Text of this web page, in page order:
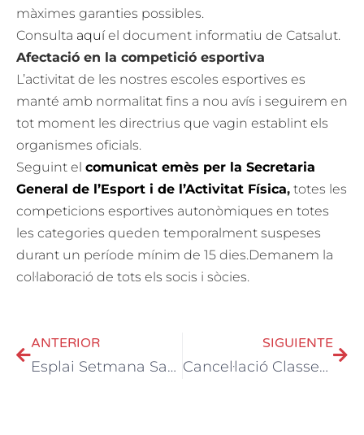
màximes garanties possibles.
Consulta aquíel document informatiu de Catsalut.
Afectació en la competició esportiva
L’activitat de les nostres escoles esportives es
manté amb normalitat fins a nou avís i seguirem en
tot moment les directrius que vagin establint els
organismes oficials.
Seguint el comunicat emès per la Secretaria
General de l’Esport i de l’Activitat Física, totes les
competicions esportives autonòmiques en totes
les categories queden temporalment suspeses
durant un període mínim de 15 dies.Demanem la
col·laboració de tots els socis i sòcies.
ANTERIOR
Esplai Setmana Santa
SIGUIENTE
Cancel·lació Classes i Escoles